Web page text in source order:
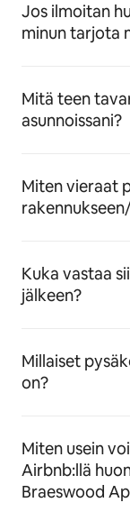
Jos ilmoitan
minun tarjota
Mitä teen
asunnoissani?
Miten vieraat
Kuka vastaa
jälkeen?
Millaiset
on?
Miten usein
Airbnb:llä
Braeswood